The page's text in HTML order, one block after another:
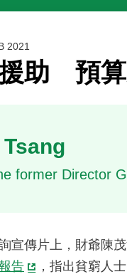
2021
助 預
former Director
宣傳片上，財爺陳
告
，指出貧窮人